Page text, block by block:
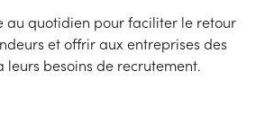
au quotidien pour faciliter le retour
et offrir aux entreprises des
leurs besoins de recrutement.